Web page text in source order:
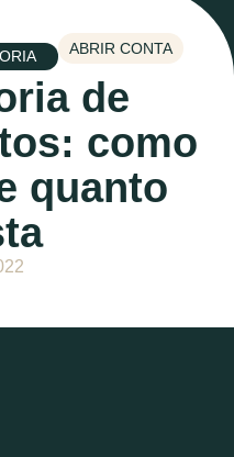
ABRIR CONTA
de
como
quanto